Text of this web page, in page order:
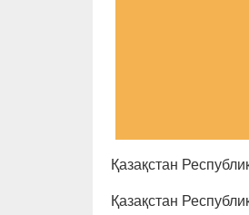
Қазақстан
Қазақстан